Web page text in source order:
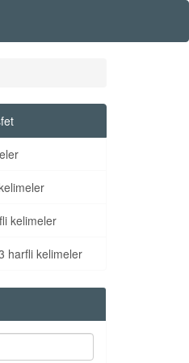
kelimeler
harfli kelimeler